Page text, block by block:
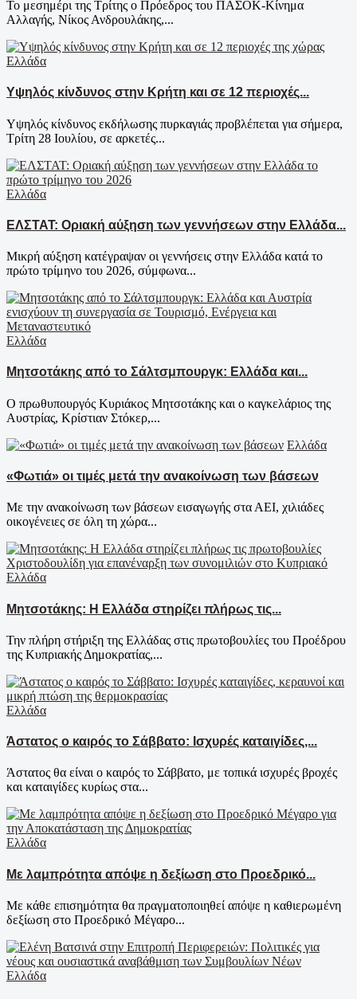
Το μεσημέρι της Τρίτης ο Πρόεδρος του ΠΑΣΟΚ-Κίνημα
Αλλαγής, Νίκος Ανδρουλάκης,...
Ελλάδα
Υψηλός κίνδυνος στην Κρήτη και σε 12 περιοχές...
Υψηλός κίνδυνος εκδήλωσης πυρκαγιάς προβλέπεται για σήμερα,
Τρίτη 28 Ιουλίου, σε αρκετές...
Ελλάδα
ΕΛΣΤΑΤ: Οριακή αύξηση των γεννήσεων στην Ελλάδα...
Μικρή αύξηση κατέγραψαν οι γεννήσεις στην Ελλάδα κατά το
πρώτο τρίμηνο του 2026, σύμφωνα...
Ελλάδα
Μητσοτάκης από το Σάλτσμπουργκ: Ελλάδα και...
Ο πρωθυπουργός Κυριάκος Μητσοτάκης και ο καγκελάριος της
Αυστρίας, Κρίστιαν Στόκερ,...
Ελλάδα
«Φωτιά» οι τιμές μετά την ανακοίνωση των βάσεων
Με την ανακοίνωση των βάσεων εισαγωγής στα ΑΕΙ, χιλιάδες
οικογένειες σε όλη τη χώρα...
Ελλάδα
Μητσοτάκης: Η Ελλάδα στηρίζει πλήρως τις...
Την πλήρη στήριξη της Ελλάδας στις πρωτοβουλίες του Προέδρου
της Κυπριακής Δημοκρατίας,...
Ελλάδα
Άστατος ο καιρός το Σάββατο: Ισχυρές καταιγίδες,...
Άστατος θα είναι ο καιρός το Σάββατο, με τοπικά ισχυρές βροχές
και καταιγίδες κυρίως στα...
Ελλάδα
Με λαμπρότητα απόψε η δεξίωση στο Προεδρικό...
Με κάθε επισημότητα θα πραγματοποιηθεί απόψε η καθιερωμένη
δεξίωση στο Προεδρικό Μέγαρο...
Ελλάδα